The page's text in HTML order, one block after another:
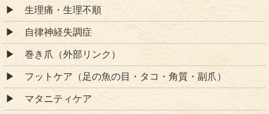
生理痛・生理不順
自律神経失調症
巻き爪（外部リンク）
フットケア（足の魚の目・タコ・角質・副爪）
マタニティケア